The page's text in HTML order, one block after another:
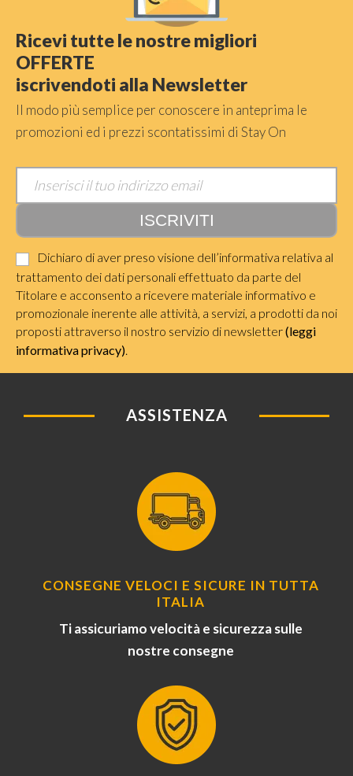
Ricevi tutte le nostre migliori
OFFERTE
iscrivendoti alla Newsletter
Il modo più semplice per conoscere in anteprima le
promozioni ed i prezzi scontatissimi di Stay On
Dichiaro di aver preso visione dell’informativa relativa al
trattamento dei dati personali effettuato da parte del
Titolare e acconsento a ricevere materiale informativo e
promozionale inerente alle attività, a servizi, a prodotti da noi
proposti attraverso il nostro servizio di newsletter(leggi
informativa privacy)
ASSISTENZA
CONSEGNE VELOCI E SICURE IN TUTTA
ITALIA
Ti assicuriamo velocità e sicurezza sulle
nostre consegne